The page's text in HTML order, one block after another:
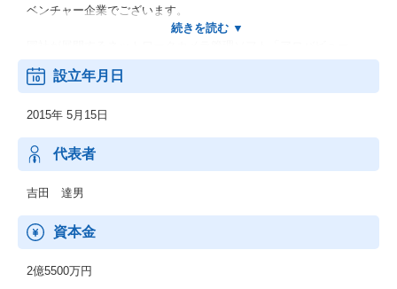
ベンチャー企業でございます。
は官公庁から鉄道・飲食店・教育機関まで幅広い業界にて、
国内導入実績が多数ございます。
＜導入事例＞
大手インフラ企業、
大手飲料メーカー工場、
大手学習塾、
etc"
設立年月日
2015年 5月15日
代表者
吉田 達男
資本金
2億5500万円